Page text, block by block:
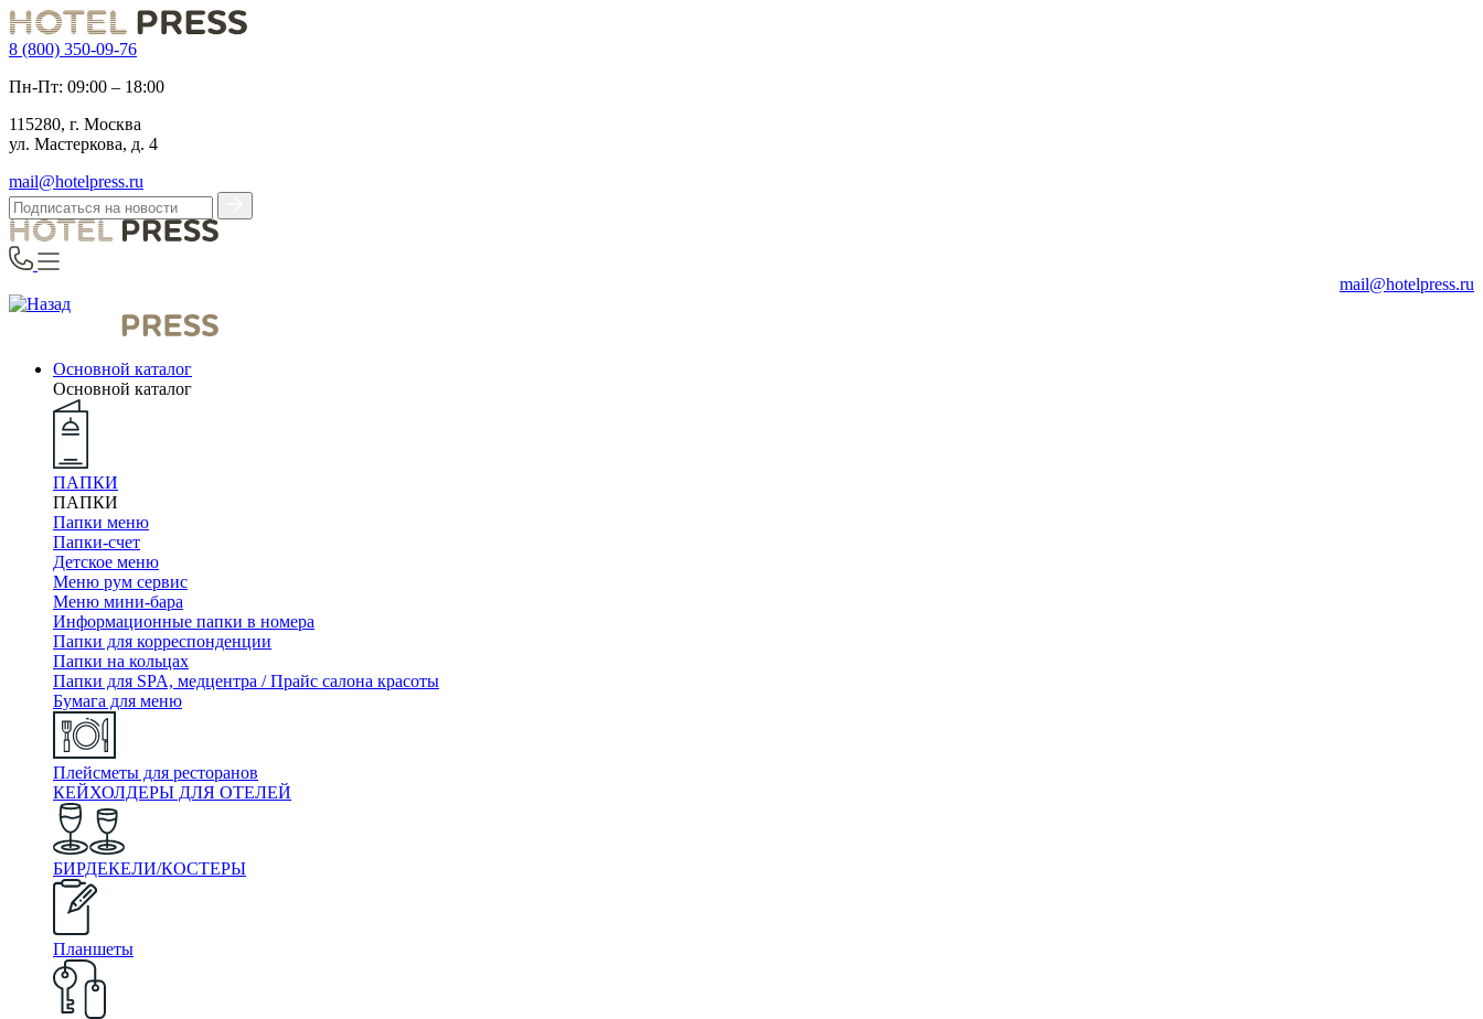
8 (800) 350-09-76
Пн-Пт: 09:00 – 18:00
115280, г. Москва
ул. Мастеркова, д. 4
mail@hotelpress.ru
mail@hotelpress.ru
Основной каталог
Основной каталог
ПАПКИ
ПАПКИ
Папки меню
Папки-счет
Детское меню
Меню рум сервис
Меню мини-бара
Информационные папки в номера
Папки для корреспонденции
Папки на кольцах
Папки для SPA, медцентра / Прайс салона красоты
Бумага для меню
Плейсметы для ресторанов
КЕЙХОЛДЕРЫ ДЛЯ ОТЕЛЕЙ
БИРДЕКЕЛИ/КОСТЕРЫ
Планшеты